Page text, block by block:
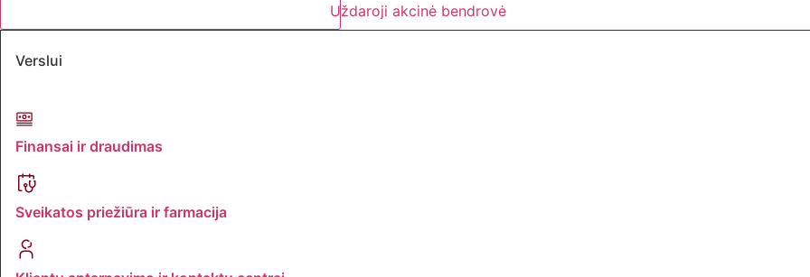
Uždaroji akcinė bendrovė
Verslui
Finansai ir draudimas
Sveikatos priežiūra ir farmacija